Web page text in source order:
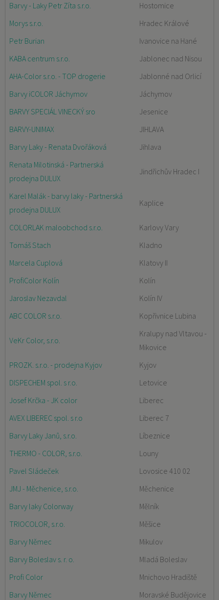
Barvy - Laky Petr Zíta s.r.o.
Hostomice
Morys s.r.o.
Hradec Králové
Petr Burian
Ivanovice na Hané
KABA centrum s.r.o.
Jablonec nad Nisou
AHA-Color s.r.o. - TOP drogerie
Jablonné nad Orlicí
Barvy iCOLOR Jáchymov
Jáchymov
BARVY SPECIÁL VINECKÝ sro
Jesenice
BARVY-UNIMAX
JIHLAVA
Barvy Laky - Renata Dvořáková
Jihlava
Renata Milotinská - Partnerská
prodejna DULUX
Jindřichův Hradec I
Karel Malák - barvy laky - Partnerská
prodejna DULUX
Kaplice
COLORLAK maloobchod s.r.o.
Karlovy Vary
Tomáš Stach
Kladno
Marcela Cuplová
Klatovy II
ProfiColor Kolín
Kolín
Jaroslav Nezavdal
Kolín IV
ABC COLOR s.r.o.
Kopřivnice Lubina
VeKr Color, s.r.o.
Kralupy nad Vltavou -
Mikovice
PROZK. s.r.o. - prodejna Kyjov
Kyjov
DISPECHEM spol. s r.o.
Letovice
Josef Krčka - JK color
Liberec
AVEX LIBEREC spol. s r.o
Liberec 7
Barvy Laky Janů, s.r.o.
Líbeznice
THERMO - COLOR, s.r.o.
Louny
Pavel Sládeček
Lovosice 410 02
JMJ - Měchenice, s.r.o.
Měchenice
Barvy laky Colorway
Mělník
TRIOCOLOR, s.r.o.
Měšice
Barvy Němec
Mikulov
Barvy Boleslav s. r. o.
Mladá Boleslav
Profi Color
Mnichovo Hradiště
Barvy Němec
Moravské Budějovice